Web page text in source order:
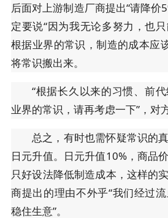
后面对上游制造厂商提出“请降价
定要说“因为我无论多努力，也只
根据业界的常识，制造的成本应
将常识搬出来。
“根据长久以来的习惯、前代
业界的常识，请再考虑一下”，对
总之，有时也需怀疑常识的
日元升值。日元升值10%，商品
只好设法降低制造成本，这样的
商提出的理由不外乎“我们经过
稳住生意”。